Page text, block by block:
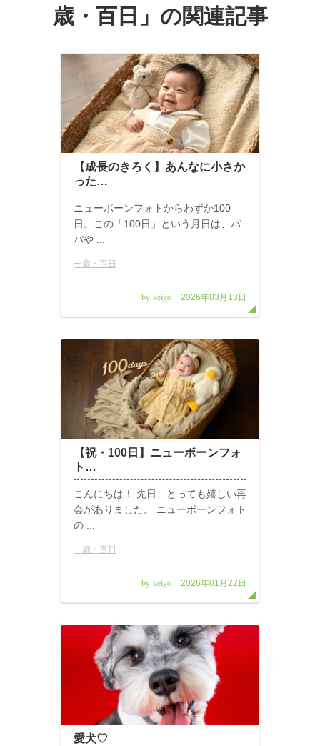
歳・百日 」の関連記事
【成長のきろく】あんなに小さか
った…
ニューボーンフォトからわずか100
日。この「100日」という月日は、パ
パや ...
一歳・百日
by keigo 2026年03月13日
【祝・100日】ニューボーンフォ
ト…
こんにちは！ 先日、とっても嬉しい再
会がありました。 ニューボーンフォト
の ...
一歳・百日
by keigo 2026年01月22日
愛犬♡